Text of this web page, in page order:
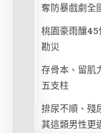
奪防暴戲劇全
桃園豪雨釀
勘災
存骨本、留
五支柱
排尿不順、殘
其這類男性更